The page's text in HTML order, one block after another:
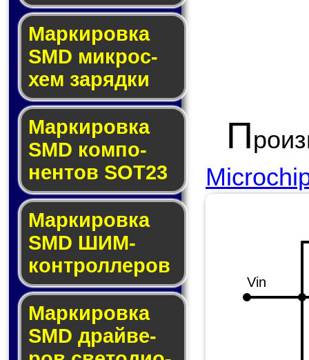
Маркировка
SMD мик­рос­
хем за­ряд­ки
Маркировка
SMD ком­по­
нен­тов SOT23
Маркировка
SMD ШИМ-
кон­трол­ле­ров
Маркировка
SMD драй­ве­
П
Vin